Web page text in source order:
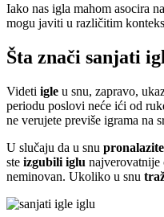
Iako nas igla mahom asocira
mogu javiti u različitim
Šta znači sanjati
Videti igle u snu, zapravo,
periodu poslovi neće ići od
ne verujete previše igrama na
U slučaju da u snu
ste izgubili iglu najverovatnije
neminovan. Ukoliko u snu